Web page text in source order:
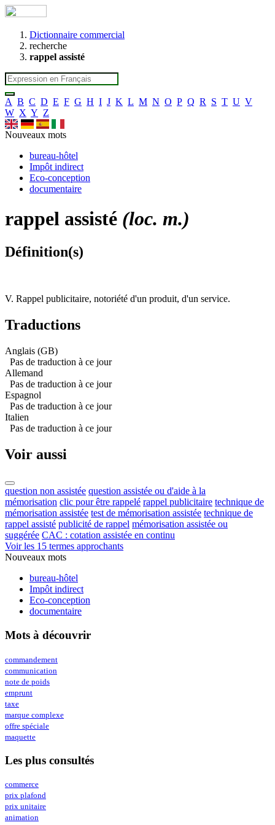
Dictionnaire commercial
recherche
rappel assisté
A B C D E F G H I J K L M N O P Q R S T U V
W X Y Z
Nouveaux mots
bureau-hôtel
Impôt indirect
Eco-conception
documentaire
rappel assisté (loc. m.)
Définition(s)
V. Rappel publicitaire, notoriété d'un produit, d'un service.
Traductions
Anglais (GB)
Pas de traduction à ce jour
Allemand
Pas de traduction à ce jour
Espagnol
Pas de traduction à ce jour
Italien
Pas de traduction à ce jour
Voir aussi
question non assistée question assistée ou d'aide à la
mémorisation clic pour être rappelé rappel publicitaire technique de
mémorisation assistée test de mémorisation assistée technique de
rappel assisté publicité de rappel mémorisation assistée ou
suggérée CAC : cotation assistée en continu
Voir les 15 termes approchants
Nouveaux mots
bureau-hôtel
Impôt indirect
Eco-conception
documentaire
Mots à découvrir
commandement
communication
note de poids
emprunt
taxe
marque complexe
offre spéciale
maquette
Les plus consultés
commerce
prix plafond
prix unitaire
animation